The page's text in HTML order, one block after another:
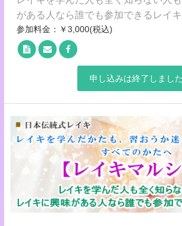
がある人なら誰でも参加できるレイ
参加料金：￥3,000(税込)
申し込みは終了しました